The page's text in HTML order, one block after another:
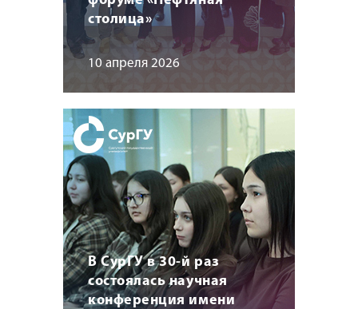
столица»
10 апреля 2026
В СурГУ в 30-й раз
состоялась научная
конференция имени